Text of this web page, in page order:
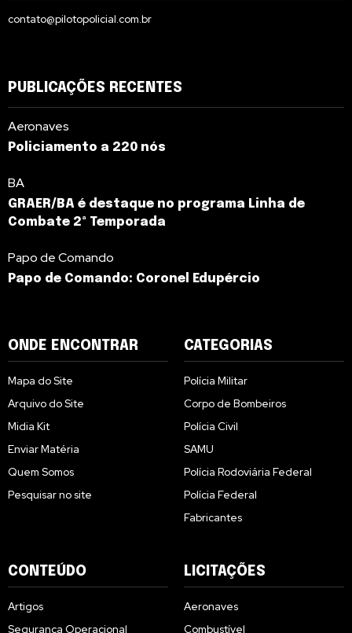
contato@pilotopolicial.com.br
PUBLICAÇÕES RECENTES
Aeronaves
Policiamento a 220 nós
BA
GRAER/BA é destaque no programa Linha de
Combate 2ª Temporada
Papo de Comando
Papo de Comando: Coronel Edupércio
ONDE ENCONTRAR
Mapa do Site
Arquivo do Site
Midia Kit
Enviar Matéria
Quem Somos
Pesquisar no site
CATEGORIAS
Polícia Militar
Corpo de Bombeiros
Polícia Civil
SAMU
Polícia Rodoviária Federal
Polícia Federal
Fabricantes
CONTEÚDO
Artigos
Segurança Operacional
LICITAÇÕES
Aeronaves
Combustível